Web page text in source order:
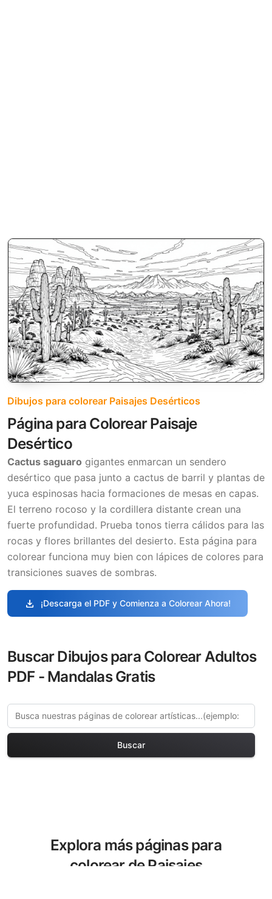
Dibujos para colorear Paisajes Desérticos
Página para Colorear Paisaje
Desértico
Cactus saguaro gigantes enmarcan un sendero
desértico que pasa junto a cactus de barril y plantas de
yuca espinosas hacia formaciones de mesas en capas.
El terreno rocoso y la cordillera distante crean una
fuerte profundidad. Prueba tonos tierra cálidos para las
rocas y flores brillantes del desierto. Esta página para
colorear funciona muy bien con lápices de colores para
transiciones suaves de sombras.
download ¡Descarga el PDF y Comienza a Colorear Ahora!
Buscar Dibujos para Colorear Adultos
PDF - Mandalas Gratis
Buscar
Explora más páginas para
colorear de Paisajes